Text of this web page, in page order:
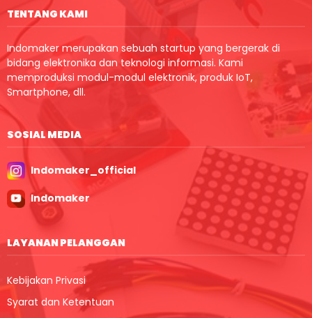
TENTANG KAMI
Indomaker merupakan sebuah startup yang bergerak di
bidang elektronika dan teknologi informasi. Kami
memproduksi modul-modul elektronik, produk IoT,
Smartphone, dll.
SOSIAL MEDIA
Indomaker_official
Indomaker
LAYANAN PELANGGAN
Kebijakan Privasi
Syarat dan Ketentuan